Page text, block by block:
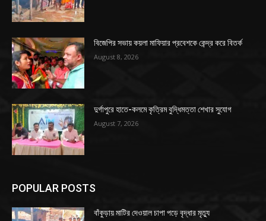
বিজেপির সভায় কয়লা মাফিয়ার প্রবেশকে কেন্দ্র করে বিতর্ক
August 8, 2026
দুর্গাপুরে হাতে-কলমে কৃত্রিম বুদ্ধিমত্তা শেখার সুযোগ
August 7, 2026
POPULAR POSTS
বাঁকুড়ায় মাটির দেওয়াল চাপা পড়ে বৃদ্ধার মৃত্যু